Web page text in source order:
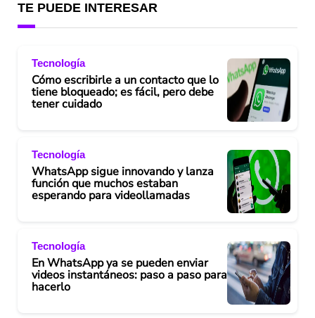
TE PUEDE INTERESAR
Tecnología
Cómo escribirle a un contacto que lo
tiene bloqueado; es fácil, pero debe
tener cuidado
Tecnología
WhatsApp sigue innovando y lanza
función que muchos estaban
esperando para videollamadas
Tecnología
En WhatsApp ya se pueden enviar
videos instantáneos: paso a paso para
hacerlo